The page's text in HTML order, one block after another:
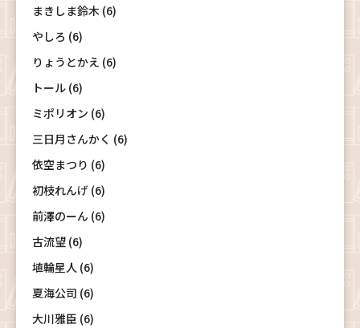
まきしま鈴木 (6)
やしろ (6)
りょうとかえ (6)
トール (6)
ミポリオン (6)
三日月さんかく (6)
依空まつり (6)
初枝れんげ (6)
前澤のーん (6)
古流望 (6)
埴輪星人 (6)
夏海公司 (6)
大川雅臣 (6)